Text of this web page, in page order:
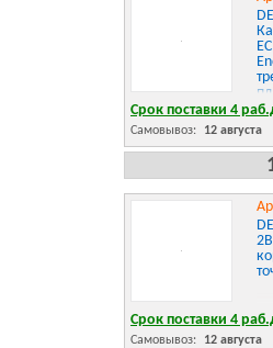
Срок поставки 4
Самовывоз: 12 августа
Срок поставки 4
Самовывоз: 12 августа